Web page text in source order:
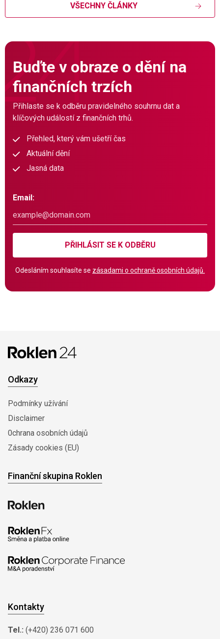
VŠECHNY ČLÁNKY
Buďte v obraze o dění na
finančních trzích
Přihlaste se k odběru pravidelného souhrnu dat a
klíčových událostí z finančních trhů.
Přehled, který vám ušetří čas
Aktuální dění
Jasná data
Email:
PŘIHLÁSIT SE K ODBĚRU
Odesláním souhlasíte se zásadami o ochraně osobních údajů.
Odkazy
Podmínky užívání
Disclaimer
0chrana osobních údajů
Zásady cookies (EU)
Finanční skupina Roklen
Kontakty
Tel.: (+420) 236 071 600